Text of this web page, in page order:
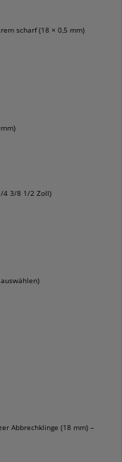
scharf (18 × 0,5 mm)
4 3/8 1/2 Zoll)
Abbrechklinge (18 mm) –